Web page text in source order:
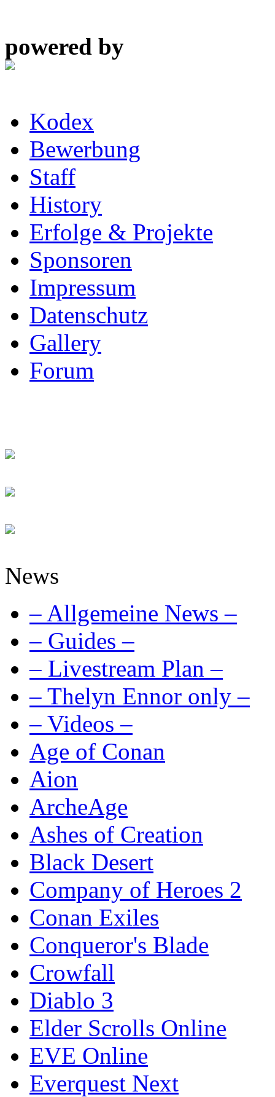
powered by
Kodex
Bewerbung
Staff
History
Erfolge & Projekte
Sponsoren
Impressum
Datenschutz
Gallery
Forum
News
– Allgemeine News –
– Guides –
– Livestream Plan –
– Thelyn Ennor only –
– Videos –
Age of Conan
Aion
ArcheAge
Ashes of Creation
Black Desert
Company of Heroes 2
Conan Exiles
Conqueror's Blade
Crowfall
Diablo 3
Elder Scrolls Online
EVE Online
Everquest Next